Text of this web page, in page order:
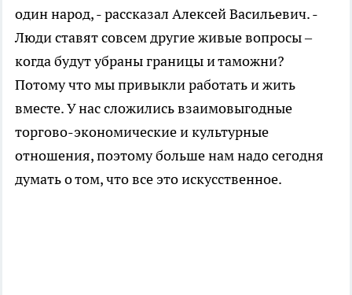
один народ, - рассказал Алексей Васильевич. -
Люди ставят совсем другие живые вопросы –
когда будут убраны границы и таможни?
Потому что мы привыкли работать и жить
вместе. У нас сложились взаимовыгодные
торгово-экономические и культурные
отношения, поэтому больше нам надо сегодня
думать о том, что все это искусственное.